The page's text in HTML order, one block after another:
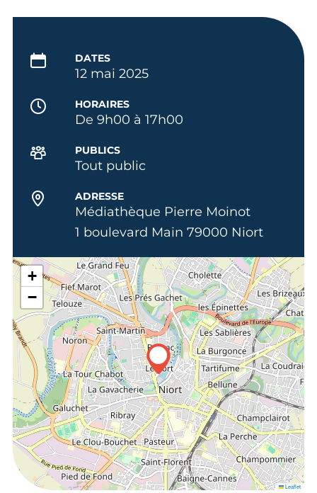
DATES
12 mai 2025
HORAIRES
De 9h00 à 17h00
PUBLICS
Tout public
ADRESSE
Médiathèque Pierre Moinot
1 boulevard Main 79000 Niort
+
−
Leaflet